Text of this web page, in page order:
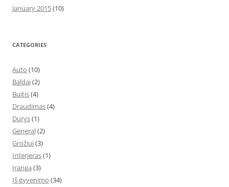
January 2015(10)
CATEGORIES
Auto (10)
Baldai(2)
Buitis(4)
Draudimas(4)
Durys(1)
General(2)
Grožiui(3)
Interjeras(1)
Įranga (3)
Iš gyvenimo (34)